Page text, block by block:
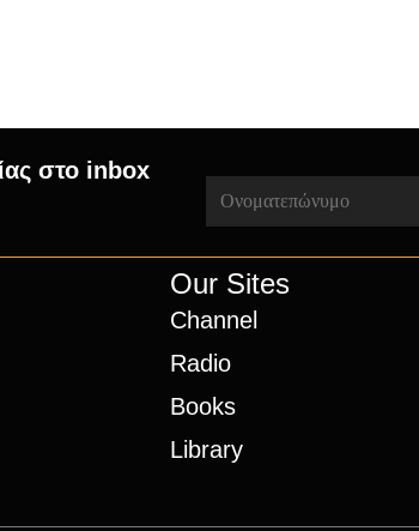
στο inbox
Our Sites
Channel
Radio
Books
Library